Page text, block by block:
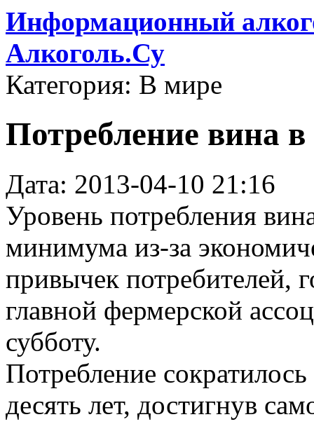
Информационный
Алкоголь.Су
Категория: В мире
Потребление вина
Дата: 2013-04-10 21:16
Уровень потребления
минимума из-за
привычек потребителей,
главной фермерской
субботу.
Потребление
десять лет, достигнув